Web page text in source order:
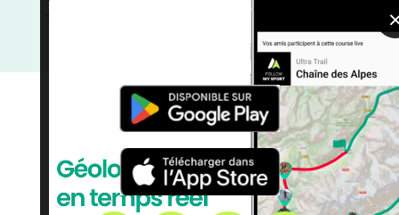
Trail
Distance Semi/
Distance Faible/ courses